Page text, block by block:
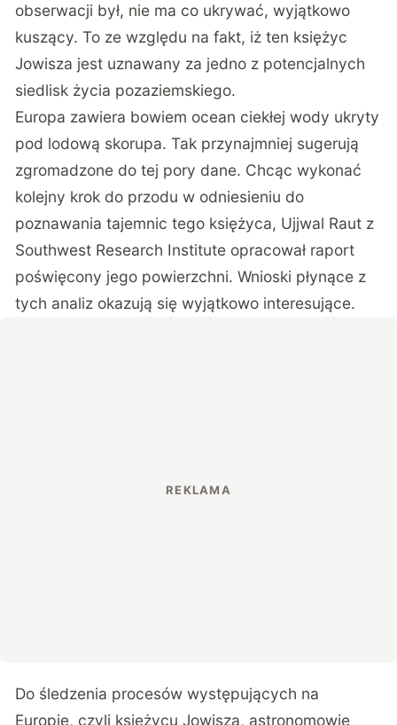
obserwacji był, nie ma co ukrywać, wyjątkowo
kuszący. To ze względu na fakt, iż ten księżyc
Jowisza jest uznawany za jedno z potencjalnych
siedlisk życia pozaziemskiego.
Europa zawiera bowiem ocean ciekłej wody ukryty
pod lodową skorupa. Tak przynajmniej sugerują
zgromadzone do tej pory dane. Chcąc wykonać
kolejny krok do przodu w odniesieniu do
poznawania tajemnic tego księżyca, Ujjwal Raut z
Southwest Research Institute opracował raport
poświęcony jego powierzchni. Wnioski płynące z
tych analiz okazują się wyjątkowo interesujące.
Do śledzenia procesów występujących na
Europie, czyli księżycu Jowisza, astronomowie